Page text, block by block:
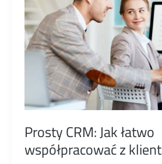
Prosty CRM: Jak łatwo
współpracować z